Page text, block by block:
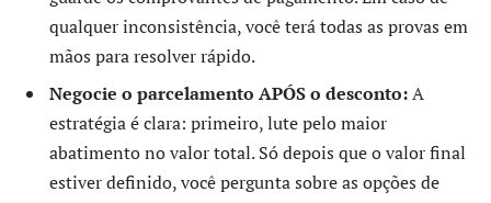
qualquer inconsistência, você terá todas as provas em
mãos para resolver rápido.
Negocie o parcelamento APÓS o desconto:A
estratégia é clara: primeiro, lute pelo maior
abatimento no valor total. Só depois que o valor final
estiver definido, você pergunta sobre as opções de